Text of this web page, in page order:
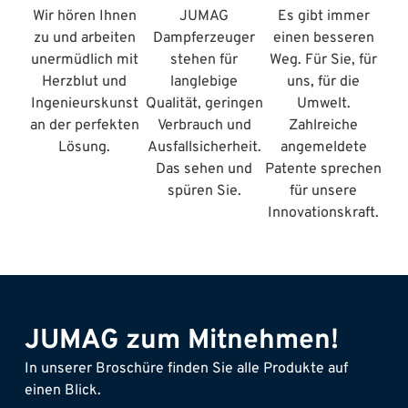
Wir hören Ihnen
zu und arbeiten
unermüdlich mit
Herzblut und
Ingenieurskunst
an der perfekten
Lösung.
JUMAG
Dampferzeuger
stehen für
langlebige
Qualität, geringen
Verbrauch und
Ausfallsicherheit.
Das sehen und
spüren Sie.
Es gibt immer
einen besseren
Weg. Für Sie, für
uns, für die
Umwelt.
Zahlreiche
angemeldete
Patente sprechen
für unsere
Innovationskraft.
JUMAG zum Mitnehmen!
In unserer Broschüre finden Sie alle Produkte auf
einen Blick.